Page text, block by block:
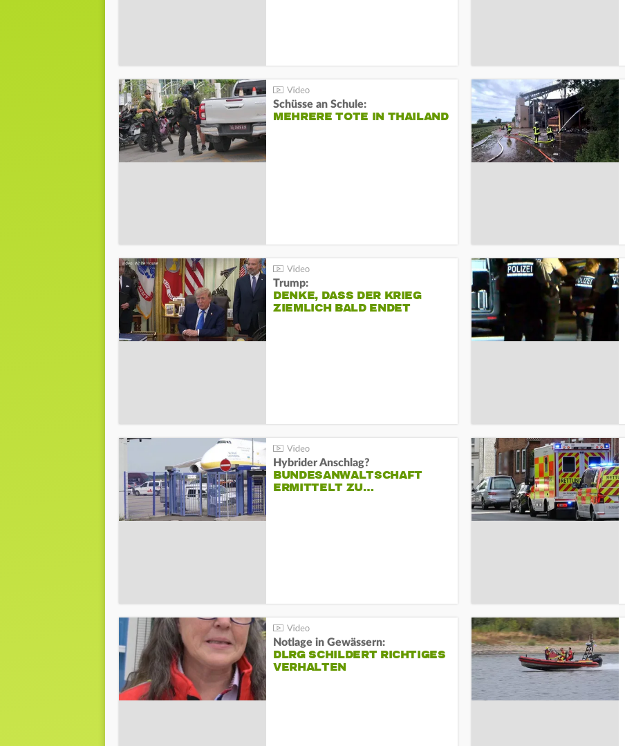
Schüsse an Schule:
MEHRERE TOTE IN THAILAND
Trump:
DENKE, DASS DER KRIEG
ZIEMLICH BALD ENDET
Hybrider Anschlag?
BUNDESANWALTSCHAFT
ERMITTELT ZU…
Notlage in Gewässern:
DLRG SCHILDERT RICHTIGES
VERHALTEN